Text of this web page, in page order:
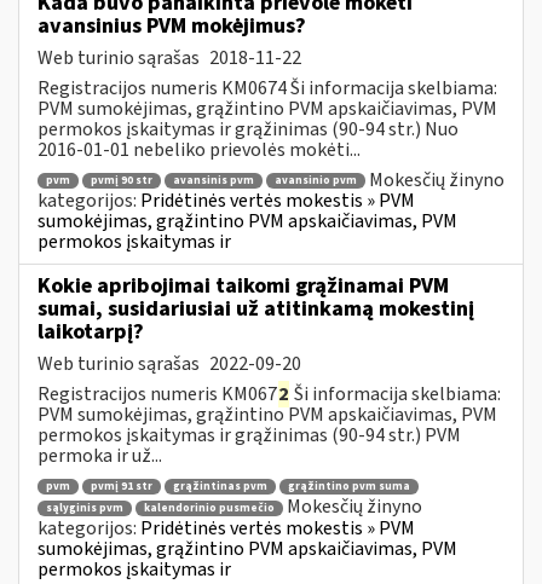
avansinius PVM mokėjimus?
Web turinio sąrašas 2018-11-22
Registracijos numeris KM0674 Ši informacija skelbiama:
PVM sumokėjimas, grąžintino PVM apskaičiavimas, PVM
permokos įskaitymas ir grąžinimas (90-94 str.) Nuo
2016-01-01 nebeliko prievolės mokėti...
pvm pvmį 90 str avansinis pvm avansinio pvm
Mokesčių žinyno
kategorijos: Pridėtinės vertės mokestis » PVM
sumokėjimas, grąžintino PVM apskaičiavimas, PVM
permokos įskaitymas ir
Kokie apribojimai taikomi grąžinamai PVM
sumai, susidariusiai už atitinkamą mokestinį
laikotarpį?
Web turinio sąrašas 2022-09-20
Registracijos numeris KM0672 Ši informacija skelbiama:
PVM sumokėjimas, grąžintino PVM apskaičiavimas, PVM
permokos įskaitymas ir grąžinimas (90-94 str.) PVM
permoka ir už...
pvm pvmį 91 str grąžintinas pvm
grąžintino pvm suma
sąlyginis pvm
kalendorinio pusmečio
Mokesčių žinyno
kategorijos: Pridėtinės vertės mokestis » PVM
sumokėjimas, grąžintino PVM apskaičiavimas, PVM
permokos įskaitymas ir